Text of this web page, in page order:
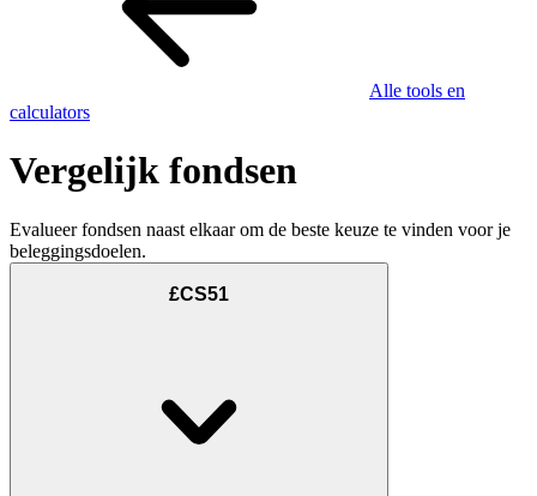
Alle tools en
calculators
Vergelijk fondsen
Evalueer fondsen naast elkaar om de beste keuze te vinden voor je
beleggingsdoelen.
£CS51